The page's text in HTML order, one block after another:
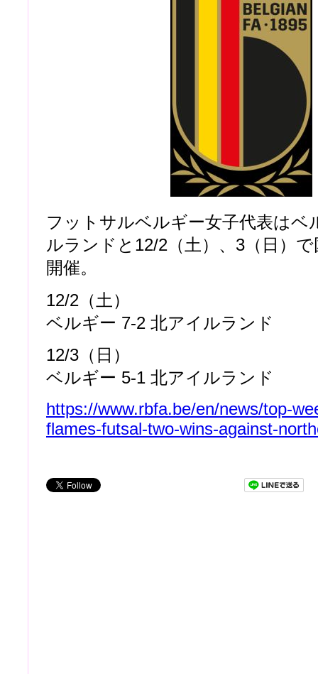
フットサルベルギー女子代表はベ
ルランドと12/2（土）、3（日）
開催。
12/2（土）
ベルギー 7-2 北アイルランド
12/3（日）
ベルギー 5-1 北アイルランド
https://www.rbfa.be/en/news/top-
flames-futsal-two-wins-against-